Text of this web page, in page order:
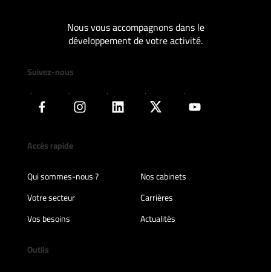
Nous vous accompagnons dans le
développement de votre activité.
Suivez-nous
Accès rapide
Qui sommes-nous ?
Nos cabinets
Votre secteur
Carrières
Vos besoins
Actualités
Outils